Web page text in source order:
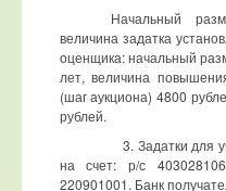
Начальный
величина задатка
оценщика: начальный
лет, величина
(шаг аукциона) 4800
рублей.
3. Задатки для
на счет: р/с
220901001. Банк